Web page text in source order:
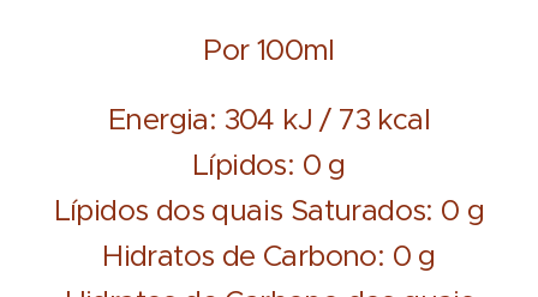
Por 100ml
Energia: 304 kJ / 73 kcal
Lípidos: 0 g
Lípidos dos quais Saturados: 0 g
Hidratos de Carbono: 0 g